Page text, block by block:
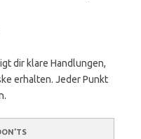
dir klare Handlungen,
erhalten. Jeder Punkt